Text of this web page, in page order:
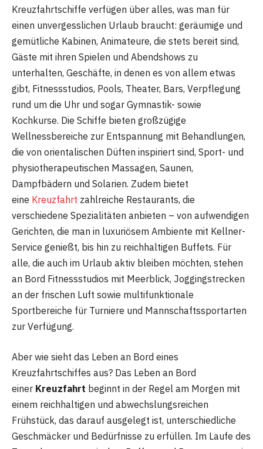
Kreuzfahrtschiffe verfügen über alles, was man für
einen unvergesslichen Urlaub braucht: geräumige und
gemütliche Kabinen, Animateure, die stets bereit sind,
Gäste mit ihren Spielen und Abendshows zu
unterhalten, Geschäfte, in denen es von allem etwas
gibt, Fitnessstudios, Pools, Theater, Bars, Verpflegung
rund um die Uhr und sogar Gymnastik- sowie
Kochkurse. Die Schiffe bieten großzügige
Wellnessbereiche zur Entspannung mit Behandlungen,
die von orientalischen Düften inspiriert sind, Sport- und
physiotherapeutischen Massagen, Saunen,
Dampfbädern und Solarien. Zudem bietet
eine Kreuzfahrt zahlreiche Restaurants, die
verschiedene Spezialitäten anbieten – von aufwendigen
Gerichten, die man in luxuriösem Ambiente mit Kellner-
Service genießt, bis hin zu reichhaltigen Buffets. Für
alle, die auch im Urlaub aktiv bleiben möchten, stehen
an Bord Fitnessstudios mit Meerblick, Joggingstrecken
an der frischen Luft sowie multifunktionale
Sportbereiche für Turniere und Mannschaftssportarten
zur Verfügung.
Aber wie sieht das Leben an Bord eines
Kreuzfahrtschiffes aus? Das Leben an Bord
einer Kreuzfahrt beginnt in der Regel am Morgen mit
einem reichhaltigen und abwechslungsreichen
Frühstück, das darauf ausgelegt ist, unterschiedliche
Geschmäcker und Bedürfnisse zu erfüllen. Im Laufe des